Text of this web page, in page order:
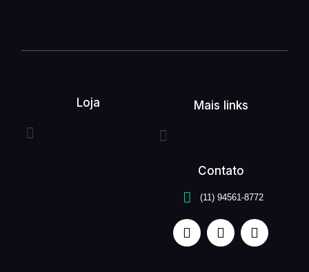
Loja Mais links
Contato
(11) 94561-8772